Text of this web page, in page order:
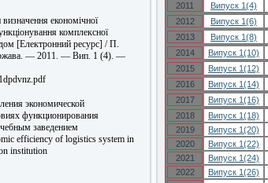
економічної
комплексної
[Електронний ресурс] / П.
— 2011. — Вип. 1 (4). —
экономической
функционирования
заведением
efficiency of logistics system in
institution
2011
Випуск 1(4)
2012
Випуск 1(6)
2013
Випуск 1(8)
2014
Випуск 1(10)
2015
Випуск 1(12)
2016
Випуск 1(14)
2017
Випуск 1(16)
2018
Випуск 1(18)
2019
Випуск 1(20)
2020
Випуск 1(22)
2021
Випуск 1(24)
2022
Випуск 1(26)